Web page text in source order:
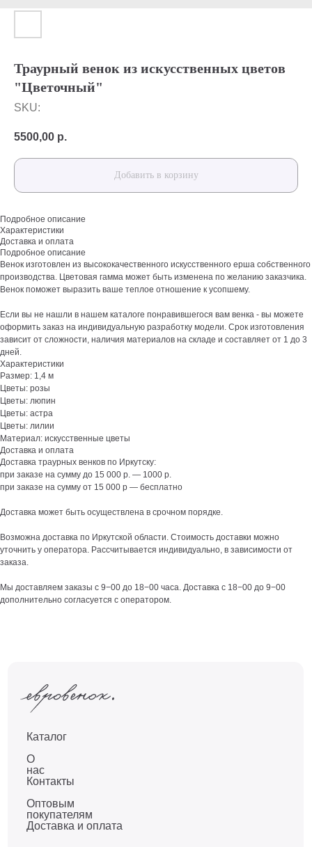
Траурный венок из искусственных цветов
"Цветочный"
SKU:
5500,00 р.
Добавить в корзину
Подробное описание
Характеристики
Доставка и оплата
Подробное описание
Венок изготовлен из высококачественного искусственного ерша собственного
производства. Цветовая гамма может быть изменена по желанию заказчика.
Венок поможет выразить ваше теплое отношение к усопшему.
Если вы не нашли в нашем каталоге понравившегося вам венка - вы можете
оформить заказ на индивидуальную разработку модели. Срок изготовления
зависит от сложности, наличия материалов на складе и составляет от 1 до 3
дней.
Характеристики
Размер: 1,4 м
Цветы: розы
Цветы: люпин
Цветы: астра
Цветы: лилии
Материал: искусственные цветы
Доставка и оплата
Доставка траурных венков по Иркутску:
при заказе на сумму до 15 000 р. — 1000 р.
при заказе на сумму от 15 000 р — бесплатно
Доставка может быть осуществлена в срочном порядке.
Возможна доставка по Иркутской области. Стоимость доставки можно
уточнить у оператора. Рассчитывается индивидуально, в зависимости от
заказа.
Мы доставляем заказы с 9−00 до 18−00 часа. Доставка с 18−00 до 9−00
дополнительно согласуется с оператором.
Каталог
О
нас
Контакты
Оптовым
покупателям
Доставка и оплата